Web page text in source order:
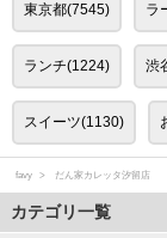
東京都(7545) ラ
ランチ(1224) 渋
スイーツ(1130)
favy だん家カレッタ汐留店
カテゴリ一覧